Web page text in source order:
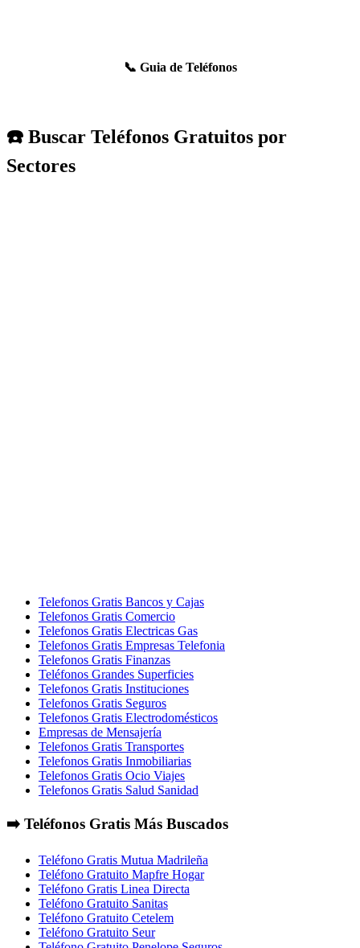
📞 Guia de Teléfonos
☎️ Buscar Teléfonos Gratuitos por
Sectores
Telefonos Gratis Bancos y Cajas
Telefonos Gratis Comercio
Telefonos Gratis Electricas Gas
Telefonos Gratis Empresas Telefonia
Telefonos Gratis Finanzas
Teléfonos Grandes Superficies
Telefonos Gratis Instituciones
Telefonos Gratis Seguros
Telefonos Gratis Electrodomésticos
Empresas de Mensajería
Telefonos Gratis Transportes
Telefonos Gratis Inmobiliarias
Telefonos Gratis Ocio Viajes
Telefonos Gratis Salud Sanidad
➡️ Teléfonos Gratis Más Buscados
Teléfono Gratis Mutua Madrileña
Teléfono Gratuito Mapfre Hogar
Teléfono Gratis Linea Directa
Teléfono Gratuito Sanitas
Teléfono Gratuito Cetelem
Teléfono Gratuito Seur